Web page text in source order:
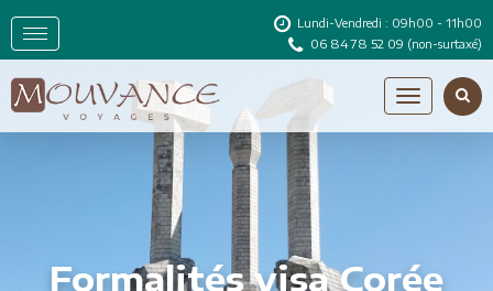
Lundi-Vendredi : 09h00 - 11h00
06 84 78 52 09 (non-surtaxé)
Formalités visa Corée